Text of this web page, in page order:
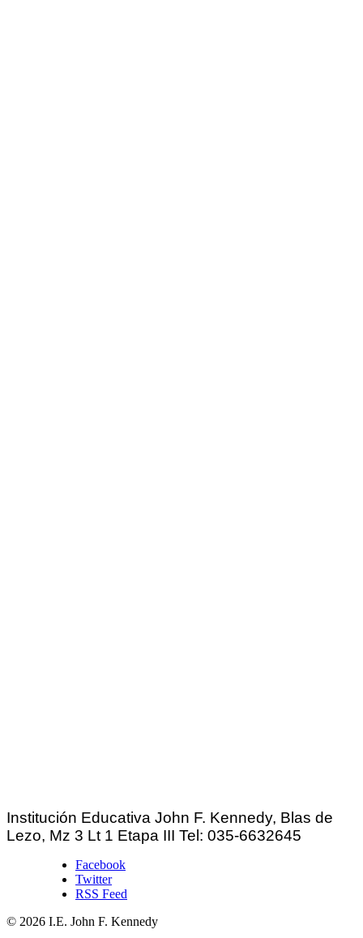
Institución Educativa John F. Kennedy, Blas de
Lezo, Mz 3 Lt 1 Etapa III Tel: 035-6632645
Facebook
Twitter
RSS Feed
© 2026 I.E. John F. Kennedy